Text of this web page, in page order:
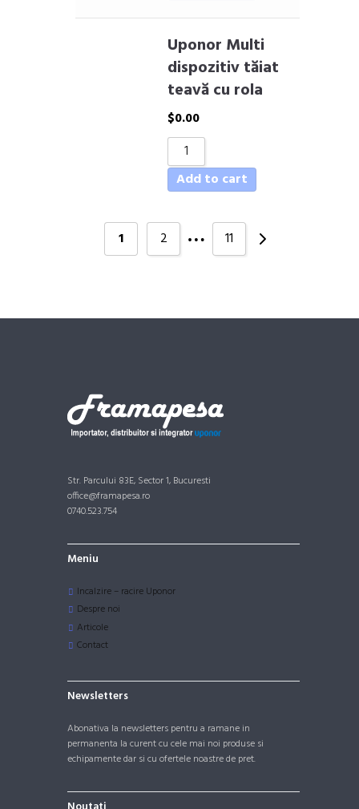
Uponor Multi
dispozitiv tăiat
teavă cu rola
$0.00
Add to cart
1 2 … 11
Str. Parcului 83E, Sector 1, Bucuresti
office@framapesa.ro
0740.523.754
Meniu
Incalzire – racire Uponor
Despre noi
Articole
Contact
Newsletters
Abonativa la newsletters pentru a ramane in
permanenta la curent cu cele mai noi produse si
echipamente dar si cu ofertele noastre de pret.